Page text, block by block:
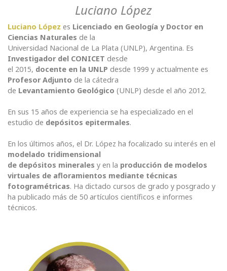
Luciano López
Luciano López es Licenciado en Geología y Doctor en
Ciencias Naturales de la
Universidad Nacional de La Plata (UNLP), Argentina. Es
Investigador del CONICET desde
el 2015, docente en la UNLP desde 1999 y actualmente es
Profesor Adjunto de la cátedra
de Levantamiento Geológico (UNLP) desde el año 2012.
En sus 15 años de experiencia se ha especializado en el
estudio de depósitos epitermales.
En los últimos años, el Dr. López ha focalizado su interés en el
modelado tridimensional
de depósitos minerales y en la producción de modelos
virtuales de afloramientos mediante técnicas
fotogramétricas. Ha dictado cursos de grado y posgrado y
ha publicado más de 50 artículos científicos e informes
técnicos.